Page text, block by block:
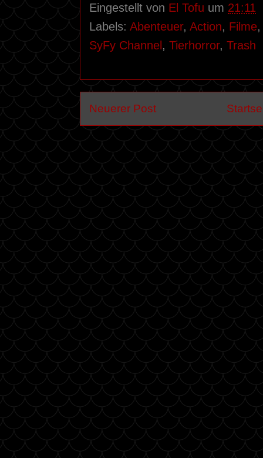
Eingestellt von El Tofu um 21:11
Labels: Abenteuer, Action, Filme
SyFy Channel , Tierhorror, Trash
Neuerer Post